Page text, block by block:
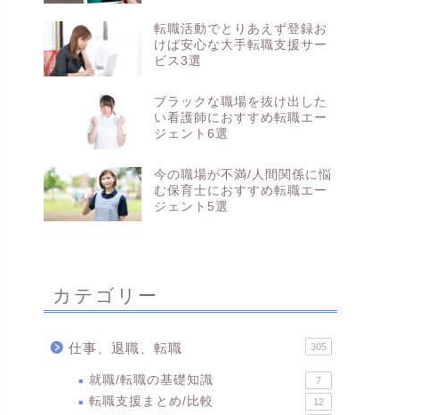
転職活動でとりあえず登録お
けば安心な大手転職支援サー
ビス3選
ブラックな職場を抜け出した
い看護師におすすめ転職エー
ジェント6選
今の職場が不満/人間関係に悩
む保育士におすすめ転職エー
ジェント5選
カテゴリー
仕事、退職、転職 305
就職/転職の基礎知識 7
転職支援まとめ/比較 12